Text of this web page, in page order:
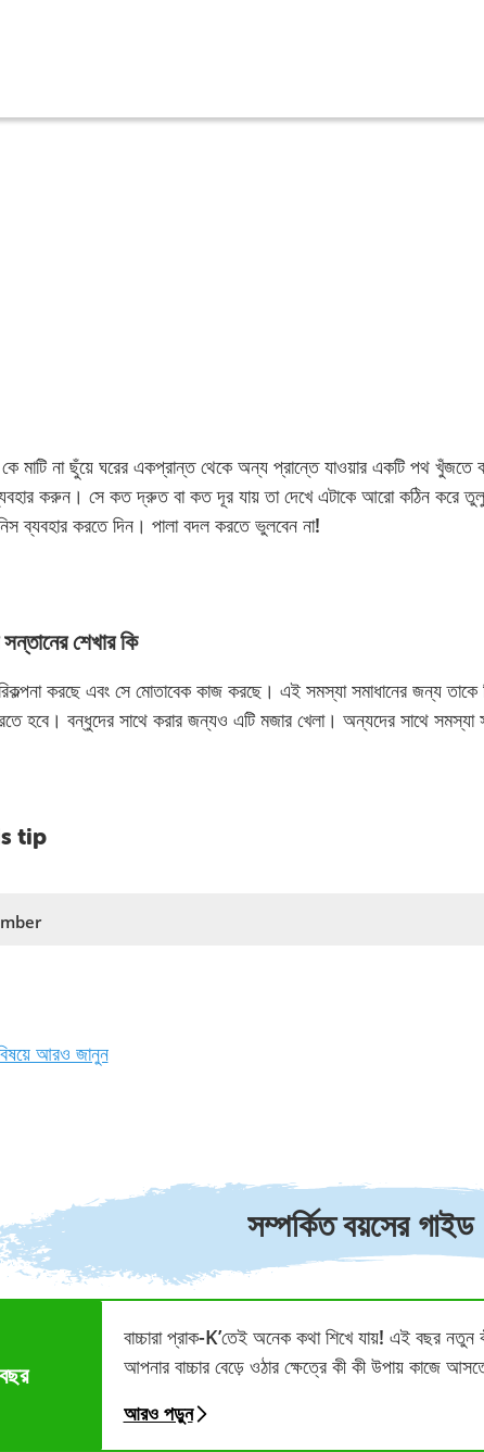
মাটি না ছুঁয়ে ঘরের একপ্রান্ত থেকে অন্য প্রান্তে যাওয়ার একটি পথ খুঁজতে
করুন। সে কত দ্রুত বা কত দূর যায় তা দেখে এটাকে আরো কঠিন করে
ব্যবহার করতে দিন। পালা বদল করতে ভুলবেন না!
শেখার কি
করছে এবং সে মোতাবেক কাজ করছে। এই সমস্যা সমাধানের জন্য তাকে
হবে। বন্ধুদের সাথে করার জন্যও এটি মজার খেলা। অন্যদের সাথে
tip
আরও জানুন
সম্পর্কিত বয়সের গাইড
বাচ্চারা প্রাক-K’তেই অনেক কথা শিখে যায়! এই বছর
আপনার বাচ্চার বেড়ে ওঠার ক্ষেত্রে কী কী উপায় কাজে
আরও পড়ুন